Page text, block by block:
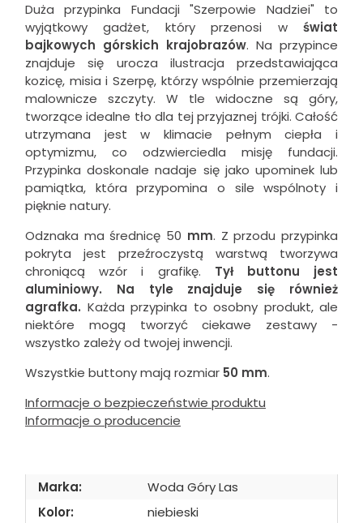
Duża przypinka Fundacji "Szerpowie Nadziei" to
wyjątkowy gadżet, który przenosi w świat
bajkowych górskich krajobrazów. Na przypince
znajduje się urocza ilustracja przedstawiająca
kozicę, misia i Szerpę, którzy wspólnie przemierzają
malownicze szczyty. W tle widoczne są góry,
tworzące idealne tło dla tej przyjaznej trójki. Całość
utrzymana jest w klimacie pełnym ciepła i
optymizmu, co odzwierciedla misję fundacji.
Przypinka doskonale nadaje się jako upominek lub
pamiątka, która przypomina o sile wspólnoty i
pięknie natury.
Odznaka ma średnicę 50 mm. Z przodu przypinka
pokryta jest przeźroczystą warstwą tworzywa
chroniącą wzór i grafikę. Tył buttonu jest
aluminiowy. Na tyle znajduje się również
agrafka. Każda przypinka to osobny produkt, ale
niektóre mogą tworzyć ciekawe zestawy -
wszystko zależy od twojej inwencji.
Wszystkie buttony mają rozmiar 50 mm.
Informacje o bezpieczeństwie produktu
Informacje o producencie
Marka:
Woda Góry Las
Kolor:
niebieski